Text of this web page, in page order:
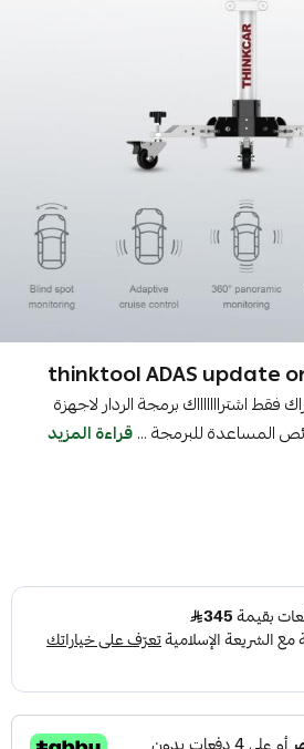
thinktool ADAS update
اشتراااااااك برمجة الردار لاجهزة
قراءة المزيد